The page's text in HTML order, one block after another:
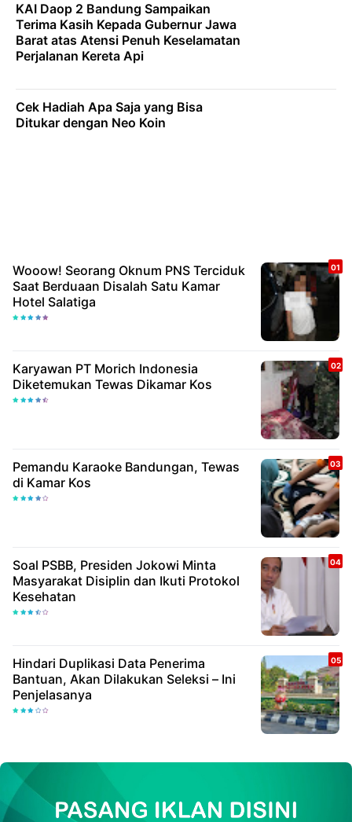
KAI Daop 2 Bandung Sampaikan
Terima Kasih Kepada Gubernur Jawa
Barat atas Atensi Penuh Keselamatan
Perjalanan Kereta Api
Cek Hadiah Apa Saja yang Bisa
Ditukar dengan Neo Koin
Wooow! Seorang Oknum PNS Terciduk
Saat Berduaan Disalah Satu Kamar
Hotel Salatiga
Karyawan PT Morich Indonesia
Diketemukan Tewas Dikamar Kos
Pemandu Karaoke Bandungan, Tewas
di Kamar Kos
Soal PSBB, Presiden Jokowi Minta
Masyarakat Disiplin dan Ikuti Protokol
Kesehatan
Hindari Duplikasi Data Penerima
Bantuan, Akan Dilakukan Seleksi – Ini
Penjelasanya